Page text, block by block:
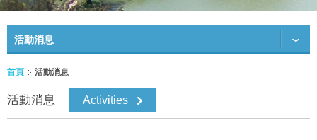
活動消息
首頁 活動消息
活動消息 Activities